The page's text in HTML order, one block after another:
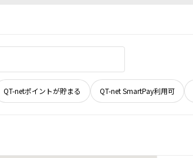
QT-netポイントが貯まる QT-net SmartPay利用可